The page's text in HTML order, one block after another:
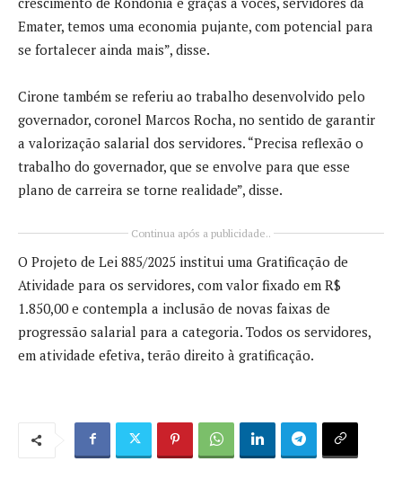
Emater, temos uma economia pujante, com potencial para
se fortalecer ainda mais”, disse.
Cirone também se referiu ao trabalho desenvolvido pelo
governador, coronel Marcos Rocha, no sentido de garantir
a valorização salarial dos servidores. “Precisa reflexão o
trabalho do governador, que se envolve para que esse
plano de carreira se torne realidade”, disse.
Continua após a publicidade..
O Projeto de Lei 885/2025 institui uma Gratificação de
Atividade para os servidores, com valor fixado em R$
1.850,00 e contempla a inclusão de novas faixas de
progressão salarial para a categoria. Todos os servidores,
em atividade efetiva, terão direito à gratificação.